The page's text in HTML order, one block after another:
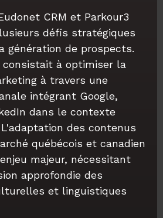
CRM et Parkour3
défis stratégiques
génération de prospects.
à optimiser la
à travers une
intégrant Google,
dans le contexte
des contenus
québécois et canadien
majeur, nécessitant
approfondie des
et linguistiques